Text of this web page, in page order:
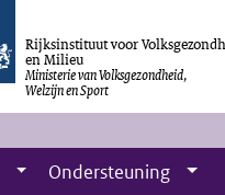
Rijksinstituut voor
en Milieu
Ministerie van Volksgezondheid,
Welzijn en Sport
Ondersteuning